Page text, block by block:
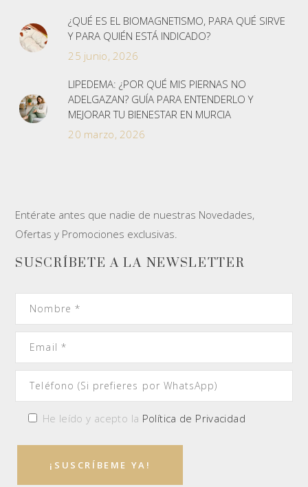
¿QUÉ ES EL BIOMAGNETISMO, PARA QUÉ SIRVE
Y PARA QUIÉN ESTÁ INDICADO?
25 junio, 2026
LIPEDEMA: ¿POR QUÉ MIS PIERNAS NO
ADELGAZAN? GUÍA PARA ENTENDERLO Y
MEJORAR TU BIENESTAR EN MURCIA
20 marzo, 2026
Entérate antes que nadie de nuestras Novedades,
Ofertas y Promociones exclusivas.
SUSCRÍBETE A LA NEWSLETTER
He leído y acepto la Política de Privacidad